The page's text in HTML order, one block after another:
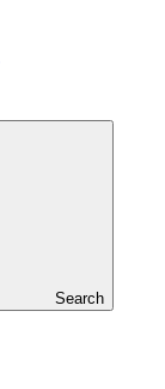
Search